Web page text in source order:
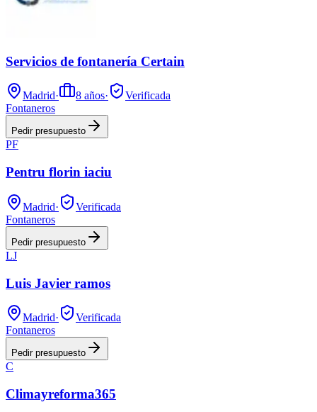
Servicios de fontanería Certain
Madrid· 8 años·
Verificada
Fontaneros
Pedir presupuesto
PF
Pentru florin iaciu
Madrid·
Verificada
Fontaneros
Pedir presupuesto
LJ
Luis Javier ramos
Madrid·
Verificada
Fontaneros
Pedir presupuesto
C
Climayreforma365